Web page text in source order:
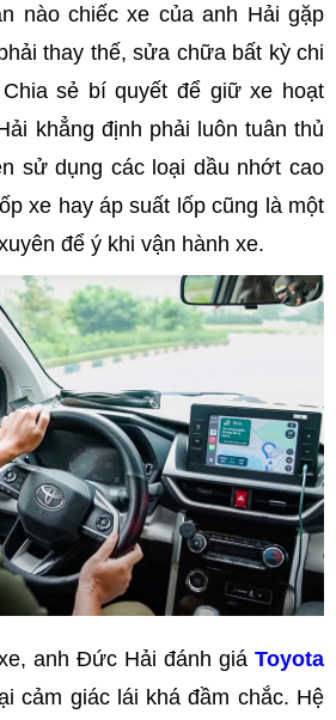
nào chiếc xe của anh Hải gặp
thay thế, sửa chữa bất kỳ chi
sẻ bí quyết để giữ xe hoạt
khẳng định phải luôn tuân thủ
sử dụng các loại dầu nhớt cao
xe hay áp suất lốp cũng là một
để ý khi vận hành xe.
anh Đức Hải đánh giá Toyota
cảm giác lái khá đầm chắc. Hệ